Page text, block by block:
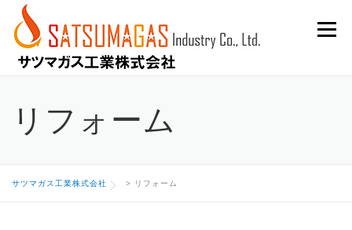
Skip
content
Menu
リフォーム
サツマガス工業株式会社 > リフォーム